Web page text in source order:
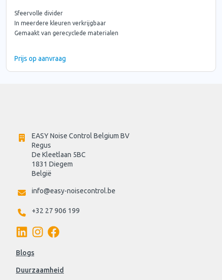
Sfeervolle divider
In meerdere kleuren verkrijgbaar
Gemaakt van gerecyclede materialen
Prijs op aanvraag
EASY Noise Control Belgium BV
Regus
De Kleetlaan 5BC
1831 Diegem
België
info@easy-noisecontrol.be
+32 27 906 199
Blogs
Duurzaamheid